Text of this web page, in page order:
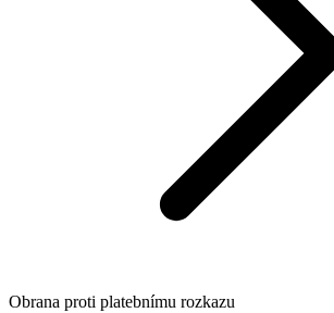
Obrana proti platebnímu rozkazu